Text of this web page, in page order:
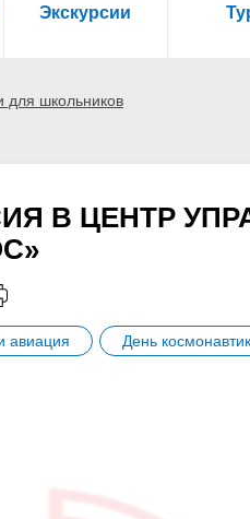
Экскурсии
для школьников
В ЦЕНТР
авиация День